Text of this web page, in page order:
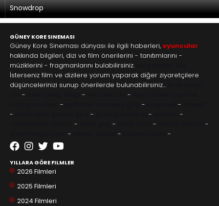
Snowdrop
GÜNEY KORE SINEMASI
Güney Kore Sineması dünyası ile ilgili haberleri, oyuncular
hakkında bilgileri, dizi ve film önerilerini - tanıtımlarını -
müziklerini - fragmanlarını bulabilirsiniz.
İsterseniz film ve dizilere yorum yaparak diğer ziyaretçilere
düşüncelerinizi sunup önerilerde bulunabilirsiniz…
- - -
- - -
-
- -
-
- - -
-
- - -
YILLARA GÖRE FILMLER
2026 Filmleri
2025 Filmleri
2024 Filmleri